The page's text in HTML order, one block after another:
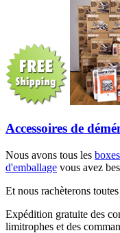
Accessoires de
Nous avons tous les boxes
d'emballage vous avez
Et nous rachèterons
Expédition gratuite des
limitrophes et des